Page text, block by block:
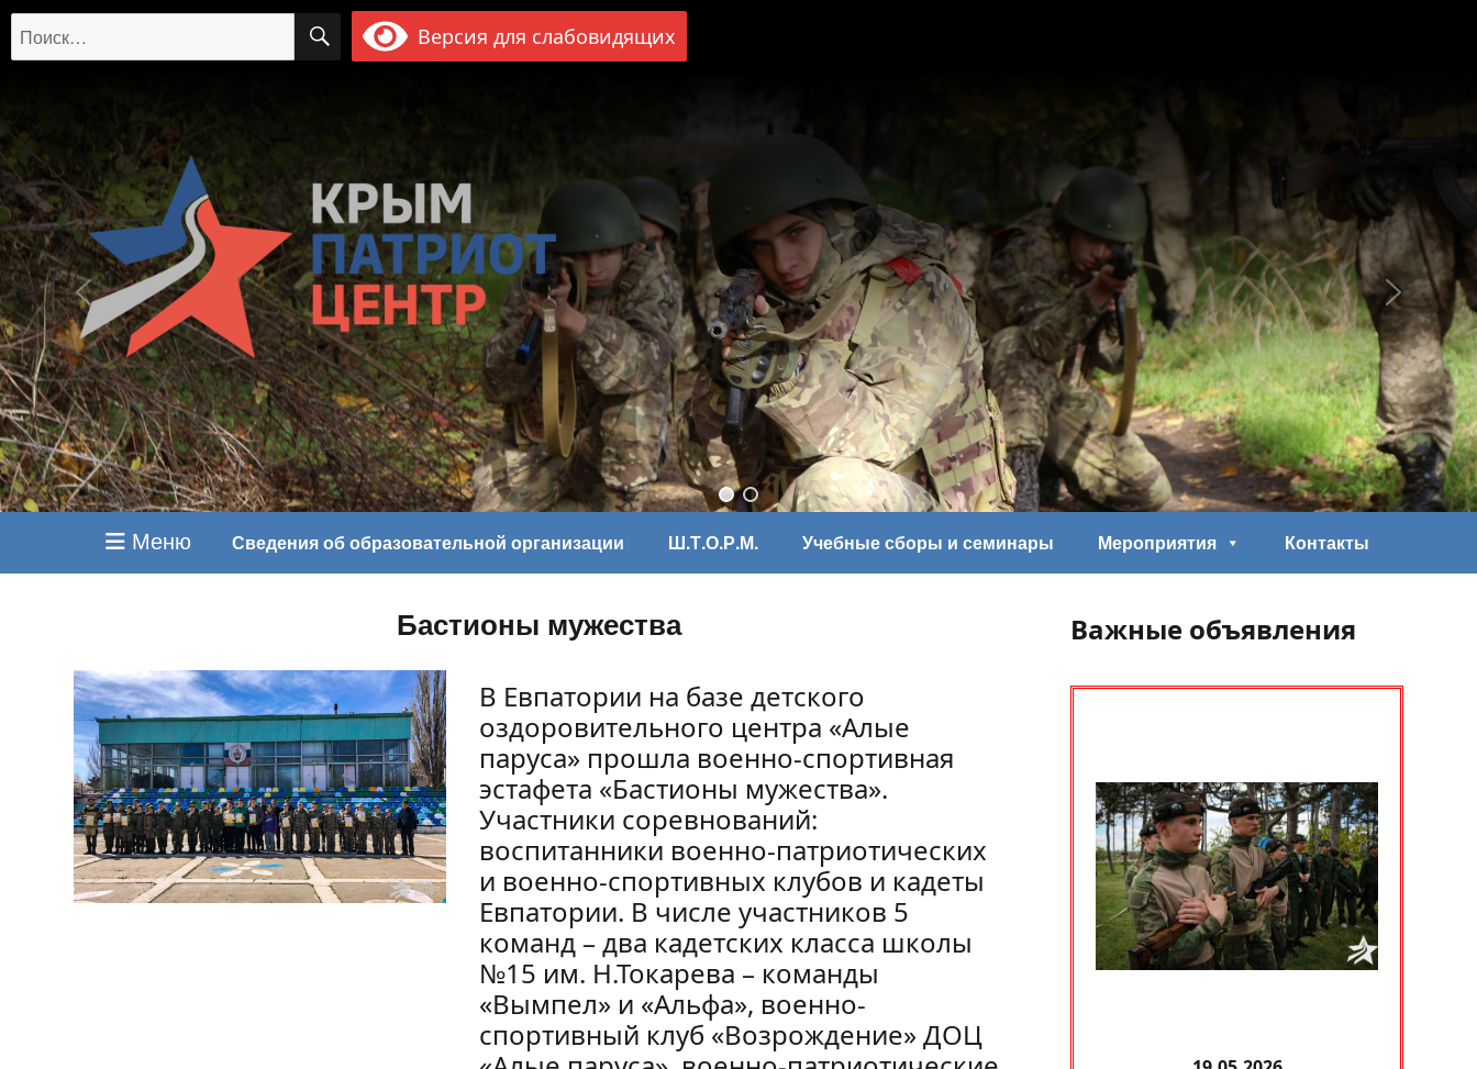
Искать: ПОИСК
Версия для слабовидящих
Меню Сведения об образовательной организации Ш.Т.О.Р.М. Учебные сборы и семинары Мероприятия Контакты
Бастионы мужества
В Евпатории на базе детского
оздоровительного центра «Алые
паруса» прошла военно-спортивная
эстафета «Бастионы мужества».
Участники соревнований:
воспитанники военно-патриотических
и военно-спортивных клубов и кадеты
Евпатории. В числе участников 5
команд – два кадетских класса школы
№15 им. Н.Токарева – команды
«Вымпел» и «Альфа», военно-
спортивный клуб «Возрождение» ДОЦ
Важные объявления